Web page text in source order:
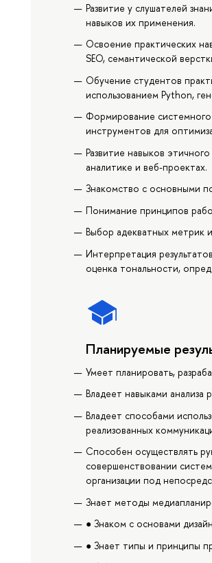
Развитие у слушателей
навыков их применения.
Освоение практических
SEO, семантической
Обучение студентов
использованием Python,
Формирование
инструментов для
Развитие навыков
аналитике и веб-проектах.
Знакомство с основными
Понимание принципов
Выбор адекватных метрик
Интерпретация
оценка тональности,
Планируемые
Умеет планировать,
Владеет навыками анализа
Владеет способами
реализованных
Способен осуществлять
совершенствовании
организации под
Знает методы
● Знаком с основами
● Знает типы и принципы